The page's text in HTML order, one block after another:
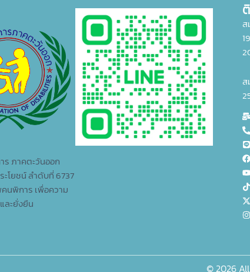
ภาคตะวันออก
โยชน์ ลำดับที่ 6737
นพิการ เพื่อความ
ละยั่งยืน
ส
ส
© 2026